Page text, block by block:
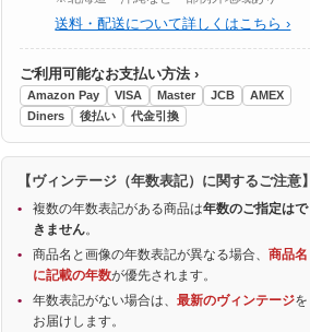
送料・配送について詳しくはこちら ›
ご利用可能なお支払い方法 ›
Amazon Pay VISA Master JCB
AMEX
Diners
後払い 代金引換
【ヴィンテージ（年数表記）に関するご注意】
複数の年数表記がある商品は年数のご指定はで
きません。
商品名と画像の年数表記が異なる場合、商品名
に記載の年数が優先されます。
年数表記がない場合は、最新のヴィンテージを
お届けします。